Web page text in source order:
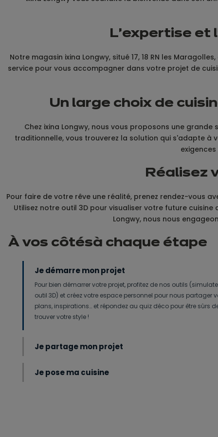
L'expertise et
Notre magasin ixina Longwy, situé 17, 18 RN les
service pour vous accompagner dans votre projet de
Un large choix de
Chez ixina Longwy, nous vous proposons une
traditionnelle, vous trouverez la solution qui s'adapte à
Réalisez
Pour faire de votre rêve une réalité, prenez rendez-vous
Utilisez notre outil 3D pour visualiser votre future
Longwy, nous nous
À vos côtésà chaque étape
Je démarre mon projet
Pour bien démarrer votre projet, profitez de nos outils
outil 3D) et créez votre espace personnel pour nous partager
plans, inspirations… et répondez au quiz déco pour être sûrs
trouver votre style !
Je partage mon projet
Je pose ma cuisine